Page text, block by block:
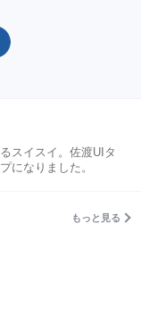
スイスイ。佐渡UIタ
になりました。
もっと見る